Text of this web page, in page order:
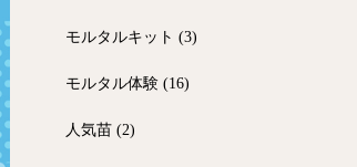
モルタルキット (3)
モルタル体験 (16)
人気苗 (2)